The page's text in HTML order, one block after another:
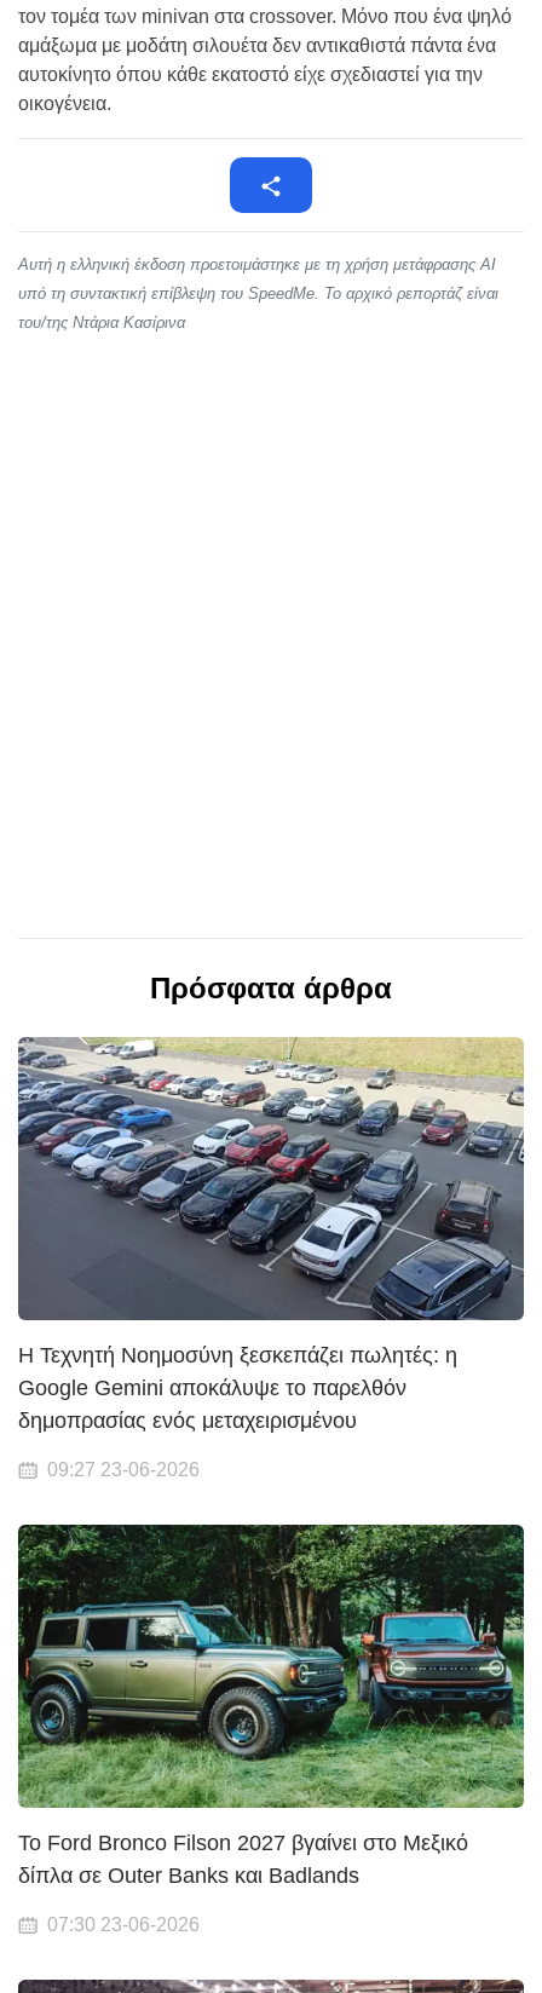
τον τομέα των minivan στα crossover. Μόνο που ένα ψηλό
αμάξωμα με μοδάτη σιλουέτα δεν αντικαθιστά πάντα ένα
αυτοκίνητο όπου κάθε εκατοστό είχε σχεδιαστεί για την
οικογένεια.
Αυτή η ελληνική έκδοση προετοιμάστηκε με τη χρήση μετάφρασης AI
υπό τη συντακτική επίβλεψη του SpeedMe. Το αρχικό ρεπορτάζ είναι
του/της Ντάρια Κασίρινα
Πρόσφατα άρθρα
Η Τεχνητή Νοημοσύνη ξεσκεπάζει πωλητές: η
Google Gemini αποκάλυψε το παρελθόν
δημοπρασίας ενός μεταχειρισμένου
09:27 23-06-2026
Το Ford Bronco Filson 2027 βγαίνει στο Μεξικό
δίπλα σε Outer Banks και Badlands
07:30 23-06-2026